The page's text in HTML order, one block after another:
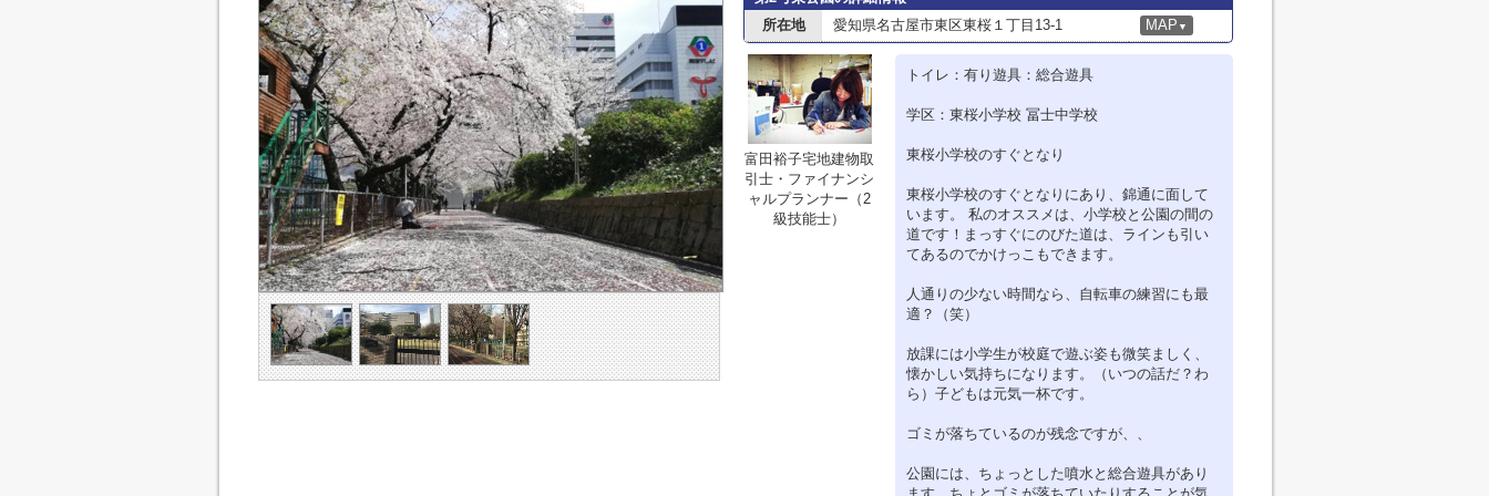
所在地
愛知県名古屋市東区東桜１丁目13-1 MAP ▼
富田裕子宅地建物取
引士・ファイナンシ
ャルプランナー（2
級技能士）
トイレ：有り遊具：総合遊具
学区：東桜小学校 冨士中学校
東桜小学校のすぐとなり
東桜小学校のすぐとなりにあり、錦通に面して
います。 私のオススメは、小学校と公園の間の
道です！まっすぐにのびた道は、ラインも引い
てあるのでかけっこもできます。
人通りの少ない時間なら、自転車の練習にも最
適？（笑）
放課には小学生が校庭で遊ぶ姿も微笑ましく、
懐かしい気持ちになります。（いつの話だ？わ
ら）子どもは元気一杯です。
ゴミが落ちているのが残念ですが、、
公園には、ちょっとした噴水と総合遊具があり